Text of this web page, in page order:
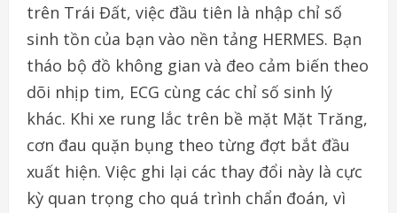
trên Trái Đất, việc đầu tiên là nhập chỉ số
sinh tồn của bạn vào nền tảng HERMES. Bạn
tháo bộ đồ không gian và đeo cảm biến theo
dõi nhịp tim, ECG cùng các chỉ số sinh lý
khác. Khi xe rung lắc trên bề mặt Mặt Trăng,
cơn đau quặn bụng theo từng đợt bắt đầu
xuất hiện. Việc ghi lại các thay đổi này là cực
kỳ quan trọng cho quá trình chẩn đoán, vì